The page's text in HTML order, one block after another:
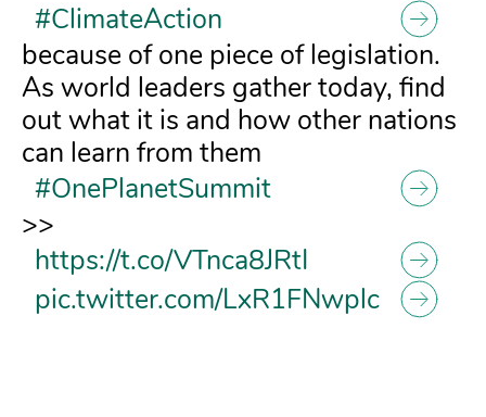
#ClimateAction
because of one piece of legislation.
As world leaders gather today, find
out what it is and how other nations
can learn from them
#OnePlanetSummit
>>
https://t.co/VTnca8JRtI
pic.twitter.com/LxR1FNwplc